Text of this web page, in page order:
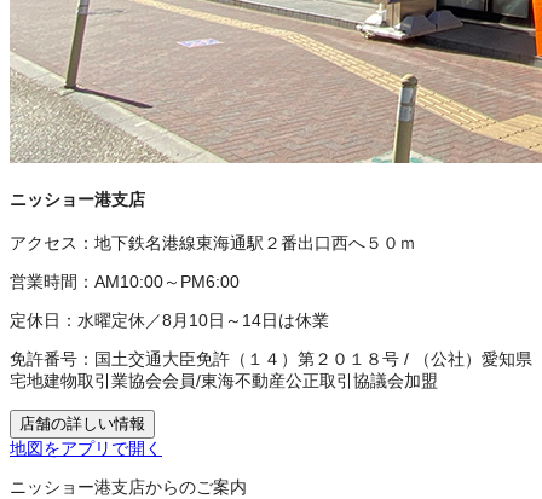
ニッショー港支店
アクセス： 地下鉄名港線東海通駅２番出口西へ５０ｍ
営業時間： AM10:00～PM6:00
定休日： 水曜定休／8月10日～14日は休業
免許番号： 国土交通大臣免許（１４）第２０１８号 /
（公社）愛知県
宅地建物取引業協会会員/東海不動産公正取引協議会加盟
店舗の詳しい情報
地図をアプリで開く
ニッショー港支店からのご案内